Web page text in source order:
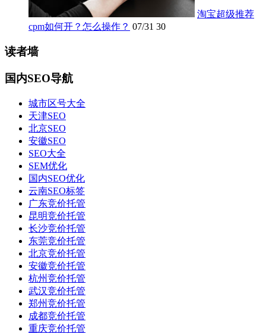
淘宝超级推荐
cpm如何开？怎么操作？ 07/31 30
读者墙
国内SEO导航
城市区号大全
天津SEO
北京SEO
安徽SEO
SEO大全
SEM优化
国内SEO优化
云南SEO标签
广东竞价托管
昆明竞价托管
长沙竞价托管
东莞竞价托管
北京竞价托管
安徽竞价托管
杭州竞价托管
武汉竞价托管
郑州竞价托管
成都竞价托管
重庆竞价托管